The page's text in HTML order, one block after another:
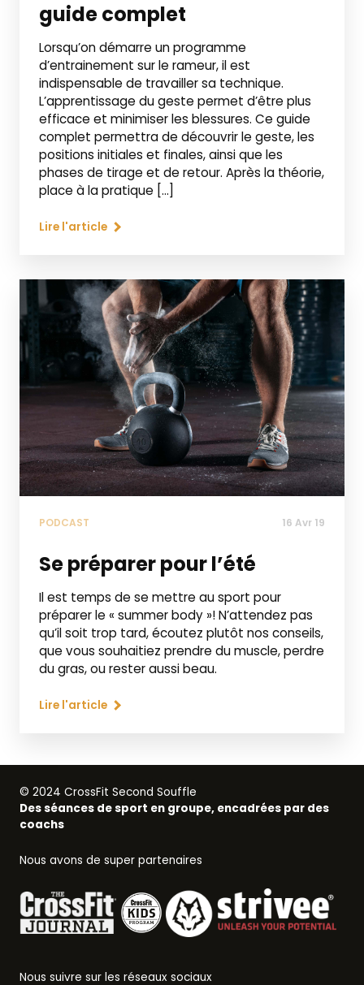
guide complet
Lorsqu’on démarre un programme
d’entrainement sur le rameur, il est
indispensable de travailler sa technique.
L’apprentissage du geste permet d’être plus
efficace et minimiser les blessures. Ce guide
complet permettra de découvrir le geste, les
positions initiales et finales, ainsi que les
phases de tirage et de retour. Après la théorie,
place à la pratique […]
Lire l'article
PODCAST 16 Avr 19
Se préparer pour l’été
Il est temps de se mettre au sport pour
préparer le « summer body »! N’attendez pas
qu’il soit trop tard, écoutez plutôt nos conseils,
que vous souhaitiez prendre du muscle, perdre
du gras, ou rester aussi beau.
Lire l'article
© 2024 CrossFit Second Souffle
Des séances de sport en groupe, encadrées par des
coachs
Nous suivre sur les réseaux sociaux
Nous avons de super partenaires